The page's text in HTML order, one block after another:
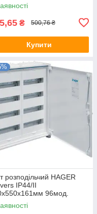
₴ 500,76 ₴
Купити
розподільчий HAGER
IP44/ІІ
96мод.